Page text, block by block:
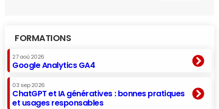
FORMATIONS
27 aoû 2026
Google Analytics GA4
03 sep 2026
ChatGPT et IA génératives : bonnes pratiques
et usages responsables